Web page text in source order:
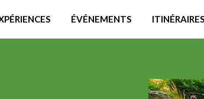
ÉVÉNEMENTS ITINÉRAIRES